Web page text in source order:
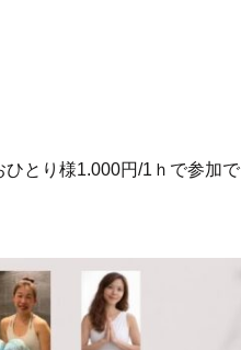
とり様1.000円/1ｈで参加で